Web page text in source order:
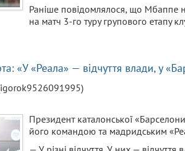
Раніше повідомлялося, що Мбаппе
на матч 3-го туру групового етапу
«У «Реала» — відчуття влади, у
Президент каталонської
його командою та мадридським